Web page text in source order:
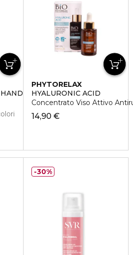
CREAM
PHYTORELAX
HYALURONIC ACID
Concentrato Viso Attivo
14,90 €
30%